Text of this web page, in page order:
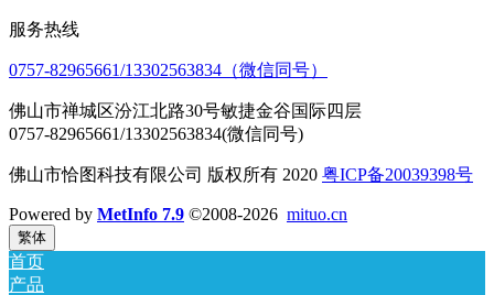
服务热线
0757-82965661/13302563834（微信同号）
佛山市禅城区汾江北路30号敏捷金谷国际四层
0757-82965661/13302563834(微信同号)
佛山市恰图科技有限公司 版权所有 2020 粤ICP备20039398号
Powered by MetInfo 7.9 ©2008-2026 mituo.cn
繁体
首页
产品